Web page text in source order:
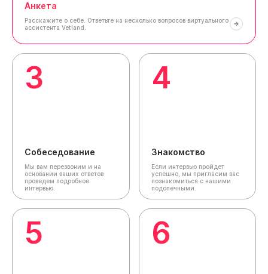
Анкета
Расскажите о себе. Ответьте на несколько вопросов виртуального
ассистента Vetland.
3
Собеседование
Мы вам перезвоним и на
основании ваших ответов
проведем подробное
интервью.
4
Знакомство
Если интервью пройдет
успешно, мы пригласим вас
познакомиться с нашими
подопечными.
5 6